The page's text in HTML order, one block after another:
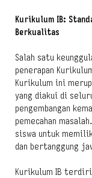
Kurikulum IB:
Berkualitas
Salah satu
penerapan
Kurikulum ini
yang diakui di
pengembangan
pemecahan
siswa untuk
dan bertanggung
Kurikulum IB